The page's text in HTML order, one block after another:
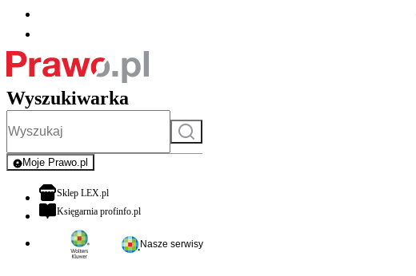
Wyszukiwarka
Szukaj
Moje Prawo.pl
- rejestracja i logowanie do serwisu
Sklep LEX.plotwiera się w nowej karcie
Księgarnia profinfo.plotwiera się w nowej karcie
Nasze serwisy